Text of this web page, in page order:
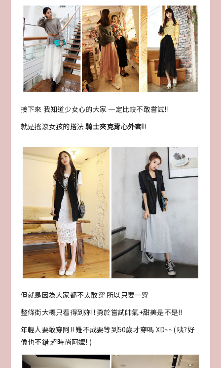
接下來 我知道少女心的大家 一定比較不敢嘗試!!
就是搖滾女孩的搭法騎士夾克背心外套!!
但就是因為大家都不太敢穿 所以只要一穿
整條街大概只看得到妳!! 勇於嘗試帥氣+甜美是不是!!
年輕人要敢穿阿!! 難不成要等到50歲才穿嗎 XD~~( 咦?好
像也不錯 超時尚阿嬤! )